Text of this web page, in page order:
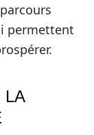
permettent
LA